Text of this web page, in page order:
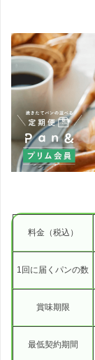
料金（税込）
1回に届くパンの数
賞味期限
最低契約期間